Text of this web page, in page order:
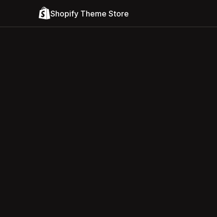
Shopify Theme Store